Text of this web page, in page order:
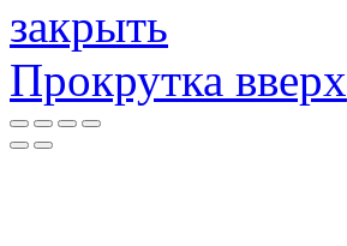
закрыть
Прокрутка вверх